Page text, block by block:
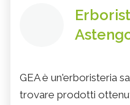
GEA è un'erboristeria
trovare prodotti